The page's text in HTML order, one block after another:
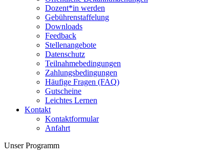
Dozent*in werden
Gebührenstaffelung
Downloads
Feedback
Stellenangebote
Datenschutz
Teilnahmebedingungen
Zahlungsbedingungen
Häufige Fragen (FAQ)
Gutscheine
Leichtes Lernen
Kontakt
Kontaktformular
Anfahrt
Unser Programm